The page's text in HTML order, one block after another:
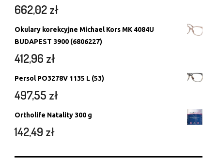
662,02zł
Okulary korekcyjne Michael Kors MK 4084U
BUDAPEST 3900 (6806227)
412,96 zł
Persol PO3278V 1135 L (53)
497,55 zł
Ortholife Natality 300 g
142,49 zł